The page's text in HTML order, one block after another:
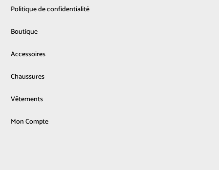
Politique de confidentialité
Boutique
Accessoires
Chaussures
Vêtements
Mon Compte